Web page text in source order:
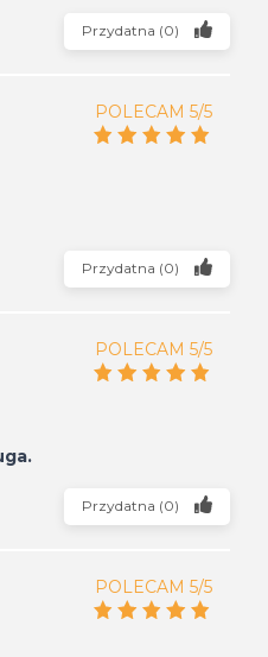
Przydatna (0)
POLECAM 5/5
Przydatna (0)
POLECAM 5/5
Przydatna (0)
POLECAM 5/5